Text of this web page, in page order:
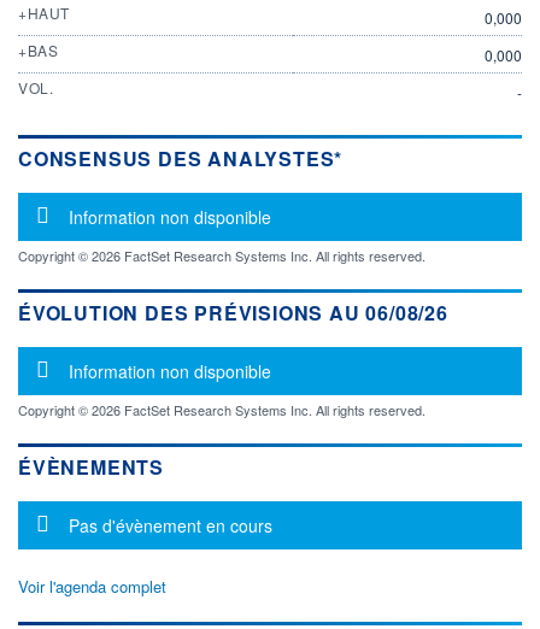
+HAUT
0,000
+BAS
0,000
VOL.
-
CONSENSUS DES ANALYSTES*
Message d'information
Information non disponible
Copyright © 2026 FactSet Research Systems Inc. All rights reserved.
ÉVOLUTION DES PRÉVISIONS AU 06/08/26
Message d'information
Information non disponible
Copyright © 2026 FactSet Research Systems Inc. All rights reserved.
ÉVÈNEMENTS
Message d'information
Pas d'évènement en cours
Voir l'agenda complet